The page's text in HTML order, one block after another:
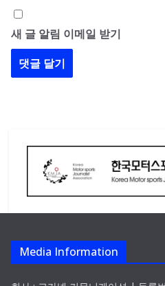
새 글 알림 이메일 받기
Media Information